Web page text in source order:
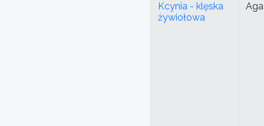
Kcynia - klęska
żywiołowa